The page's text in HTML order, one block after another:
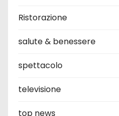
Ristorazione
salute & benessere
spettacolo
televisione
top news